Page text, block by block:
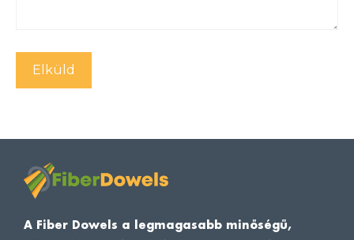
A Fiber Dowels a legmagasabb minőségű,